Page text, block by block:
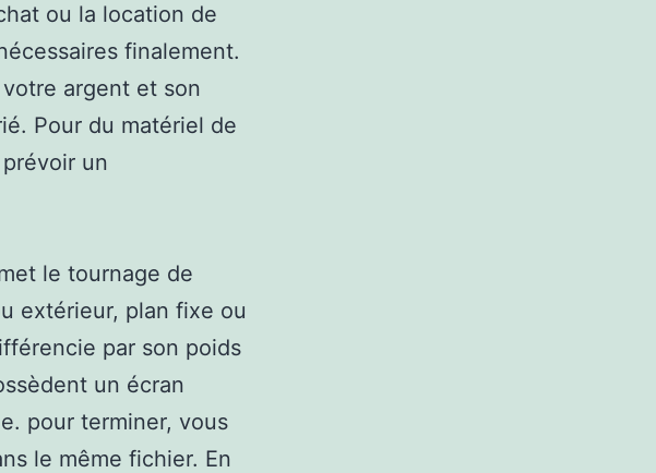
ou la location de
finalement.
argent et son
Pour du matériel de
un
le tournage de
extérieur, plan fixe ou
par son poids
un écran
pour terminer, vous
le même fichier. En